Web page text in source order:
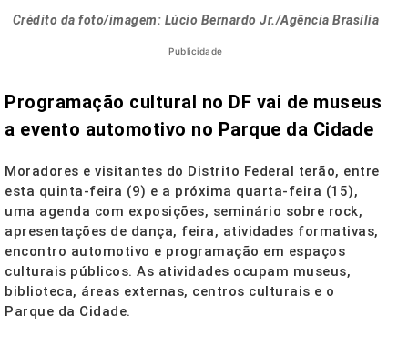
Crédito da foto/imagem: Lúcio Bernardo Jr./Agência Brasília
Publicidade
Programação cultural no DF vai de museus
a evento automotivo no Parque da Cidade
Moradores e visitantes do Distrito Federal terão, entre
esta quinta-feira (9) e a próxima quarta-feira (15),
uma agenda com exposições, seminário sobre rock,
apresentações de dança, feira, atividades formativas,
encontro automotivo e programação em espaços
culturais públicos. As atividades ocupam museus,
biblioteca, áreas externas, centros culturais e o
Parque da Cidade.